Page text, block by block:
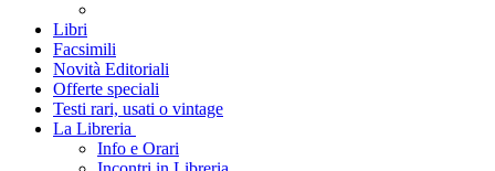
Libri
Facsimili
Novità Editoriali
Offerte speciali
Testi rari, usati o vintage
La Libreria
Info e Orari